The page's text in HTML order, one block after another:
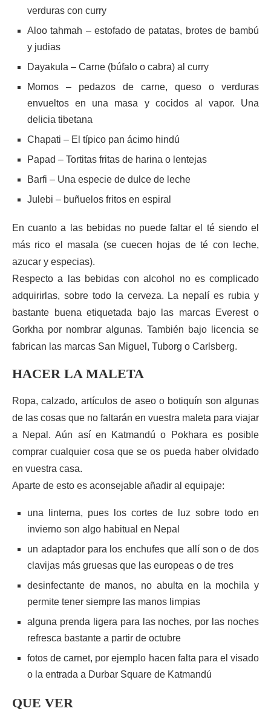
verduras con curry
Aloo tahmah – estofado de patatas, brotes de bambú
y judias
Dayakula – Carne (búfalo o cabra) al curry
Momos – pedazos de carne, queso o verduras
envueltos en una masa y cocidos al vapor. Una
delicia tibetana
Chapati – El típico pan ácimo hindú
Papad – Tortitas fritas de harina o lentejas
Barfi – Una especie de dulce de leche
Julebi – buñuelos fritos en espiral
En cuanto a las bebidas no puede faltar el té siendo el
más rico el masala (se cuecen hojas de té con leche,
azucar y especias).
Respecto a las bebidas con alcohol no es complicado
adquirirlas, sobre todo la cerveza. La nepalí es rubia y
bastante buena etiquetada bajo las marcas Everest o
Gorkha por nombrar algunas. También bajo licencia se
fabrican las marcas San Miguel, Tuborg o Carlsberg.
HACER LA MALETA
Ropa, calzado, artículos de aseo o botiquín son algunas
de las cosas que no faltarán en vuestra maleta para viajar
a Nepal. Aún así en Katmandú o Pokhara es posible
comprar cualquier cosa que se os pueda haber olvidado
en vuestra casa.
Aparte de esto es aconsejable añadir al equipaje:
una linterna, pues los cortes de luz sobre todo en
invierno son algo habitual en Nepal
un adaptador para los enchufes que allí son o de dos
clavijas más gruesas que las europeas o de tres
desinfectante de manos, no abulta en la mochila y
permite tener siempre las manos limpias
alguna prenda ligera para las noches, por las noches
refresca bastante a partir de octubre
fotos de carnet, por ejemplo hacen falta para el visado
o la entrada a Durbar Square de Katmandú
QUE VER